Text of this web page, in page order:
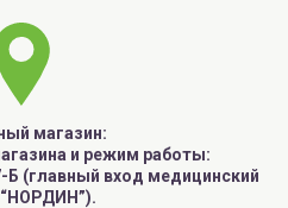
магазин:
и режим работы:
Б (главный вход медицинский